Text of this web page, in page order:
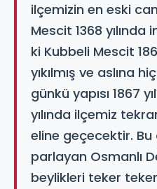
ilçemizin en eski
Mescit 1368 yılında
ki Kubbeli Mescit
yıkılmış ve aslına
günkü yapısı 1867
yılında ilçemiz
eline geçecektir. Bu
parlayan Osmanlı
beylikleri teker